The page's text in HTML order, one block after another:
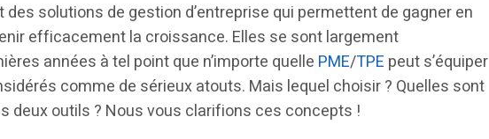
des solutions de gestion d’entreprise qui permettent de gagner en
efficacement la croissance. Elles se sont largement
années à tel point que n’importe quelle PME/TPE peut s’équiper
comme de sérieux atouts. Mais lequel choisir ? Quelles sont
deux outils ? Nous vous clarifions ces concepts !